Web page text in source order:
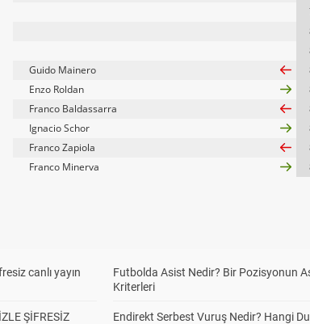
Guido Mainero
Enzo Roldan
Franco Baldassarra
Ignacio Schor
Franco Zapiola
Franco Minerva
canlı yayın
ŞİFRESİZ
Futbolda Asist Nedir? Bir Pozisyonun
Kriterleri
Endirekt Serbest Vuruş Nedir? Hangi